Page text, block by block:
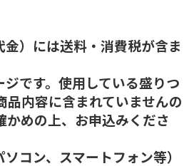
）には送料・消費税が含ま
です。使用している盛りつ
品内容に含まれていませんの
かめの上、お申込みくださ
コン、スマートフォン等）